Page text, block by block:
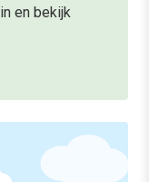
en bekijk